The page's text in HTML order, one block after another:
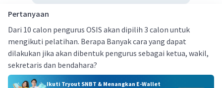
Pertanyaan
Dari 10 calon pengurus OSIS akan dipilih 3 calon untuk
mengikuti pelatihan. Berapa Banyak cara yang dapat
dilakukan jika akan dibentuk pengurus sebagai ketua, wakil,
sekretaris dan bendahara?
Ikuti Tryout SNBT & Menangkan E-Wallet